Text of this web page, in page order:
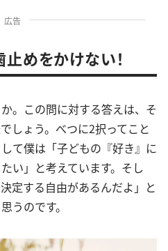
広告
止めをかけない！
。この問に対する答えは、そ
しょう。べつに2択ってこと
て僕は「子どもの『好き』に
い」と考えています。そし
定する自由があるんだよ」と
うのです。